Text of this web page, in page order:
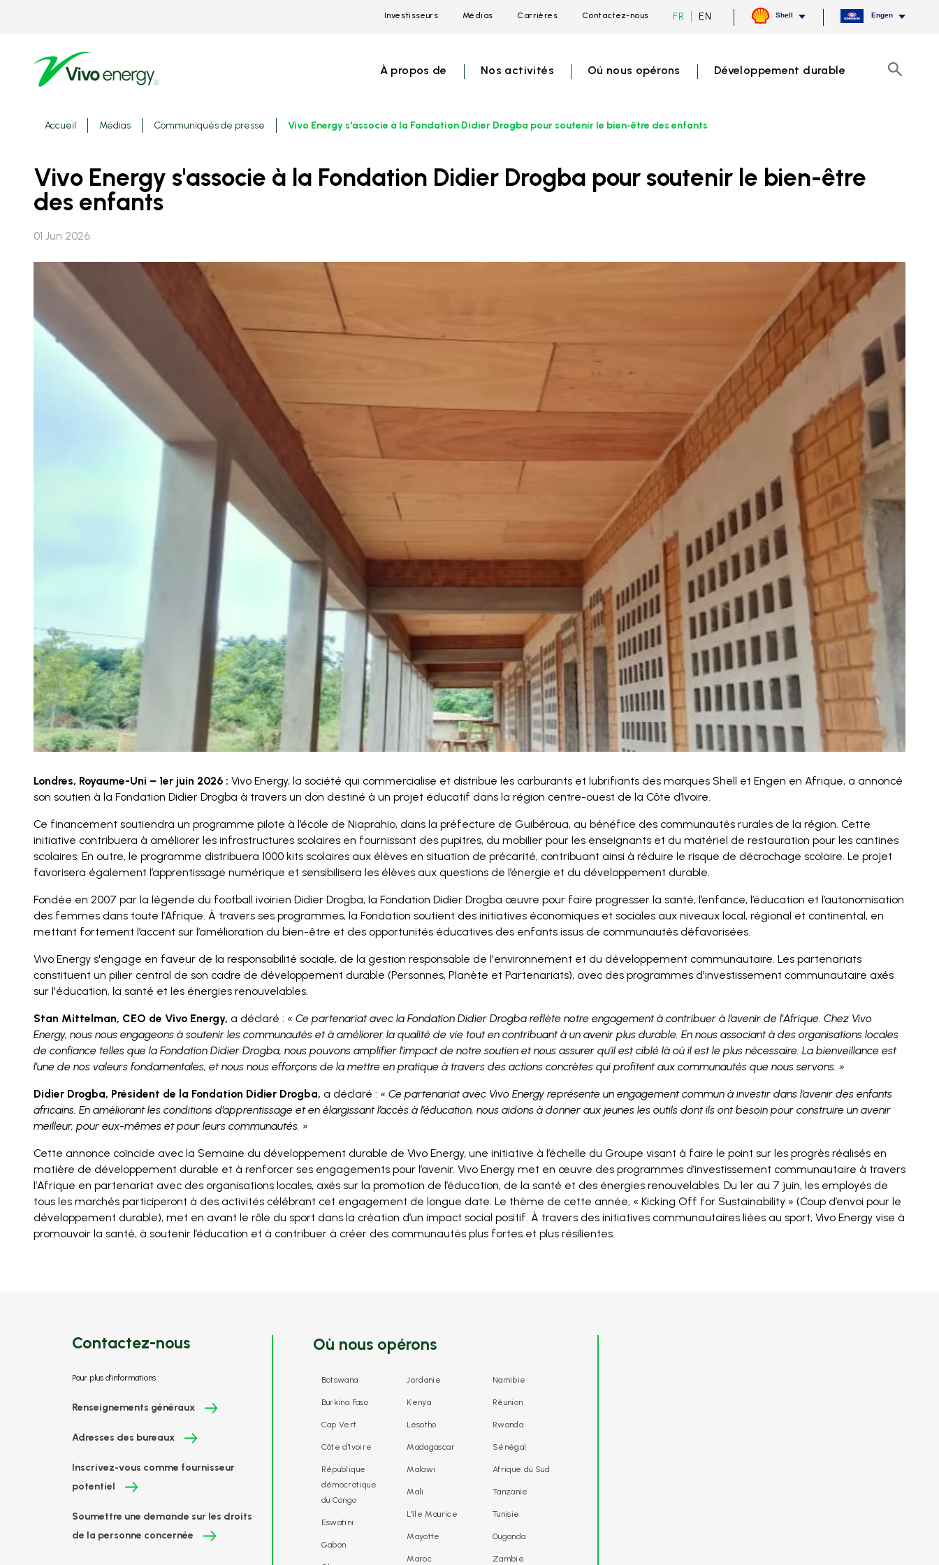
Investisseurs Médias Carrières Contactez-nous FR Current
language
EN Shell Engen
À propos de Nos activités Oú nous opérons Développement durable
Fils
Accueil Médias Communiqués de presse Vivo Energy s'associe à la Fondation Didier Drogba pour soutenir le bien-être des enfants
Vivo Energy s'associe à la Fondation Didier Drogba pour soutenir le bien-être
des enfants
01 Jun 2026
Londres, Royaume-Uni – 1er juin 2026 : Vivo Energy, la société qui commercialise et distribue les carburants et lubrifiants des marques Shell et Engen en Afrique, a annoncé
son soutien à la Fondation Didier Drogba à travers un don destiné à un projet éducatif dans la région centre-ouest de la Côte d’Ivoire.
Ce financement soutiendra un programme pilote à l’école de Niaprahio, dans la préfecture de Guibéroua, au bénéfice des communautés rurales de la région. Cette
initiative contribuera à améliorer les infrastructures scolaires en fournissant des pupitres, du mobilier pour les enseignants et du matériel de restauration pour les cantines
scolaires. En outre, le programme distribuera 1000 kits scolaires aux élèves en situation de précarité, contribuant ainsi à réduire le risque de décrochage scolaire. Le projet
favorisera également l’apprentissage numérique et sensibilisera les élèves aux questions de l’énergie et du développement durable.
Fondée en 2007 par la légende du football ivoirien Didier Drogba, la Fondation Didier Drogba œuvre pour faire progresser la santé, l’enfance, l’éducation et l’autonomisation
des femmes dans toute l’Afrique. À travers ses programmes, la Fondation soutient des initiatives économiques et sociales aux niveaux local, régional et continental, en
mettant fortement l’accent sur l’amélioration du bien-être et des opportunités éducatives des enfants issus de communautés défavorisées.
Vivo Energy s'engage en faveur de la responsabilité sociale, de la gestion responsable de l'environnement et du développement communautaire. Les partenariats
constituent un pilier central de son cadre de développement durable (Personnes, Planète et Partenariats), avec des programmes d'investissement communautaire axés
sur l'éducation, la santé et les énergies renouvelables.
Stan Mittelman, CEO de Vivo Energy, a déclaré : « Ce partenariat avec la Fondation Didier Drogba reflète notre engagement à contribuer à l’avenir de l’Afrique. Chez Vivo
Energy, nous nous engageons à soutenir les communautés et à améliorer la qualité de vie tout en contribuant à un avenir plus durable. En nous associant à des organisations locales
de confiance telles que la Fondation Didier Drogba, nous pouvons amplifier l’impact de notre soutien et nous assurer qu’il est ciblé là où il est le plus nécessaire. La bienveillance est
l’une de nos valeurs fondamentales, et nous nous efforçons de la mettre en pratique à travers des actions concrètes qui profitent aux communautés que nous servons. »
Didier Drogba, Président de la Fondation Didier Drogba, a déclaré : « Ce partenariat avec Vivo Energy représente un engagement commun à investir dans l’avenir des enfants
africains. En améliorant les conditions d’apprentissage et en élargissant l’accès à l’éducation, nous aidons à donner aux jeunes les outils dont ils ont besoin pour construire un avenir
meilleur, pour eux-mêmes et pour leurs communautés. »
Cette annonce coïncide avec la Semaine du développement durable de Vivo Energy, une initiative à l’échelle du Groupe visant à faire le point sur les progrès réalisés en
matière de développement durable et à renforcer ses engagements pour l’avenir. Vivo Energy met en œuvre des programmes d’investissement communautaire à travers
l’Afrique en partenariat avec des organisations locales, axés sur la promotion de l’éducation, de la santé et des énergies renouvelables. Du 1er au 7 juin, les employés de
tous les marchés participeront à des activités célébrant cet engagement de longue date. Le thème de cette année, « Kicking Off for Sustainability » (Coup d’envoi pour le
développement durable), met en avant le rôle du sport dans la création d’un impact social positif. À travers des initiatives communautaires liées au sport, Vivo Energy vise à
promouvoir la santé, à soutenir l’éducation et à contribuer à créer des communautés plus fortes et plus résilientes.
Contactez-nous
Pour plus d'informations :
Renseignements généraux
Adresses des bureaux
Inscrivez-vous comme fournisseur
potentiel
Soumettre une demande sur les droits
de la personne concernée
Où nous opérons
Botswana
Burkina Faso
Cap Vert
Côte d'Ivoire
République
démocratique
du Congo
Eswatini
Gabon
Jordanie
Kenya
Lesotho
Madagascar
Malawi
Mali
L'île Maurice
Mayotte
Maroc
Namibie
Réunion
Rwanda
Sénégal
Afrique du Sud
Tanzanie
Tunisie
Ouganda
Zambie